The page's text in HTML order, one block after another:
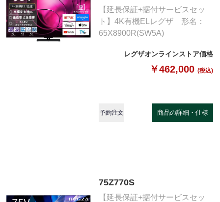
【延長保証+据付サービスセッ
ト】4K有機ELレグザ 形名：
65X8900R(SW5A)
レグザオンラインストア価格
￥462,000 (税込)
予約注文 商品の詳細・仕様
75Z770S
【延長保証+据付サービスセッ